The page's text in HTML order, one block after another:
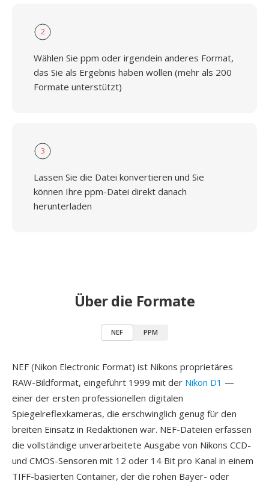
2
Wählen Sie ppm oder irgendein anderes Format,
das Sie als Ergebnis haben wollen (mehr als 200
Formate unterstützt)
3
Lassen Sie die Datei konvertieren und Sie
können Ihre ppm-Datei direkt danach
herunterladen
Über die Formate
NEF PPM
NEF (Nikon Electronic Format) ist Nikons proprietäres
RAW-Bildformat, eingeführt 1999 mit der Nikon D1 —
einer der ersten professionellen digitalen
Spiegelreflexkameras, die erschwinglich genug für den
breiten Einsatz in Redaktionen war. NEF-Dateien erfassen
die vollständige unverarbeitete Ausgabe von Nikons CCD-
und CMOS-Sensoren mit 12 oder 14 Bit pro Kanal in einem
TIFF-basierten Container, der die rohen Bayer- oder